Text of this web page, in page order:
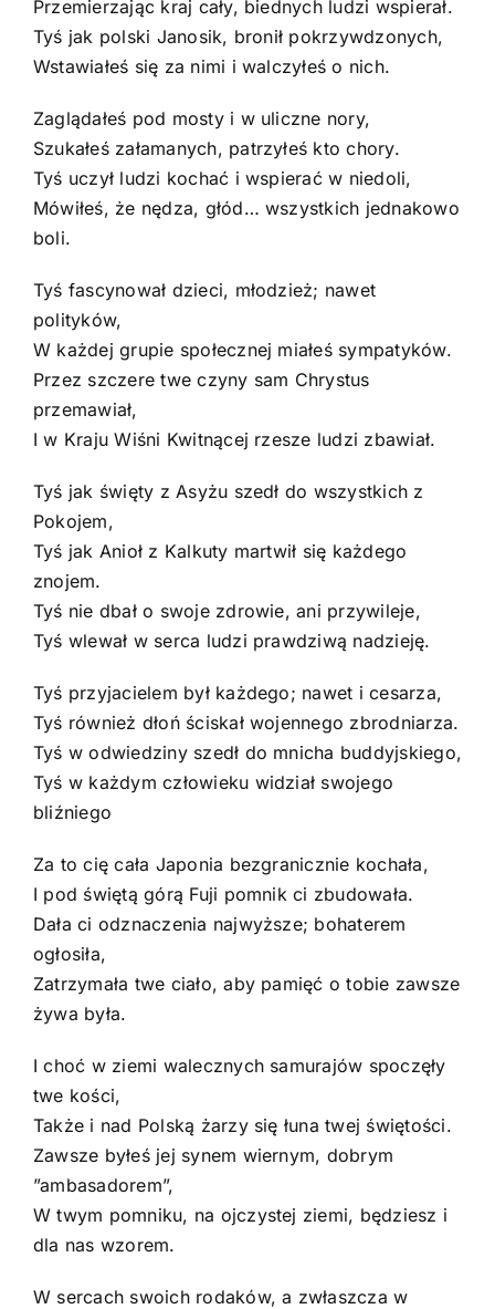
Przemierzając kraj cały, biednych ludzi wspierał.
Tyś jak polski Janosik, bronił pokrzywdzonych,
Wstawiałeś się za nimi i walczyłeś o nich.
Zaglądałeś pod mosty i w uliczne nory,
Szukałeś załamanych, patrzyłeś kto chory.
Tyś uczył ludzi kochać i wspierać w niedoli,
Mówiłeś, że nędza, głód… wszystkich jednakowo
boli.
Tyś fascynował dzieci, młodzież; nawet
polityków,
W każdej grupie społecznej miałeś sympatyków.
Przez szczere twe czyny sam Chrystus
przemawiał,
I w Kraju Wiśni Kwitnącej rzesze ludzi zbawiał.
Tyś jak święty z Asyżu szedł do wszystkich z
Pokojem,
Tyś jak Anioł z Kalkuty martwił się każdego
znojem.
Tyś nie dbał o swoje zdrowie, ani przywileje,
Tyś wlewał w serca ludzi prawdziwą nadzieję.
Tyś przyjacielem był każdego; nawet i cesarza,
Tyś również dłoń ściskał wojennego zbrodniarza.
Tyś w odwiedziny szedł do mnicha buddyjskiego,
Tyś w każdym człowieku widział swojego
bliźniego
Za to cię cała Japonia bezgranicznie kochała,
I pod świętą górą Fuji pomnik ci zbudowała.
Dała ci odznaczenia najwyższe; bohaterem
ogłosiła,
Zatrzymała twe ciało, aby pamięć o tobie zawsze
żywa była.
I choć w ziemi walecznych samurajów spoczęły
twe kości,
Także i nad Polską żarzy się łuna twej świętości.
Zawsze byłeś jej synem wiernym, dobrym
”ambasadorem”,
W twym pomniku, na ojczystej ziemi, będziesz i
dla nas wzorem.
W sercach swoich rodaków, a zwłaszcza w